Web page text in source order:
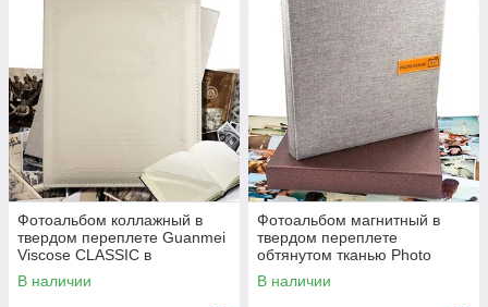
Фотоальбом коллажный в
твердом переплете Guanmei
Viscose CLASSIC в
подарочной коробке
(Слоновая кость)
В наличии
Фотоальбом магнитный в
твердом переплете
обтянутом тканью Photo
Story (Светло-серая / 40
страниц)
В наличии